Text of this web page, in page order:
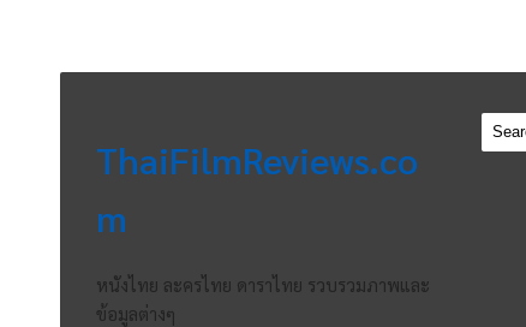
ThaiFilmReviews.co
m
หนังไทย ละครไทย ดาราไทย รวบรวมภาพและ
ข้อมูลต่างๆ